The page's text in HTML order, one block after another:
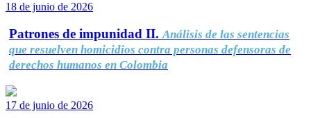
18 de junio de 2026
Patrones de impunidad II. Análisis de las sentencias
que resuelven homicidios contra personas defensoras de
derechos humanos en Colombia
17 de junio de 2026